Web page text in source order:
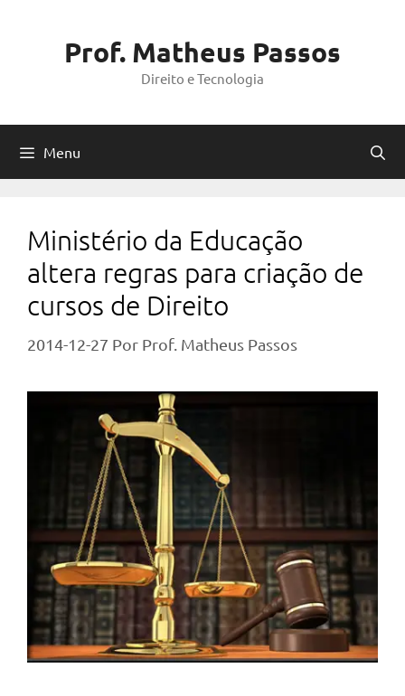
Prof. Matheus Passos
Direito e Tecnologia
Menu
Ministério da Educação
altera regras para criação de
cursos de Direito
2014-12-27 Por Prof. Matheus Passos